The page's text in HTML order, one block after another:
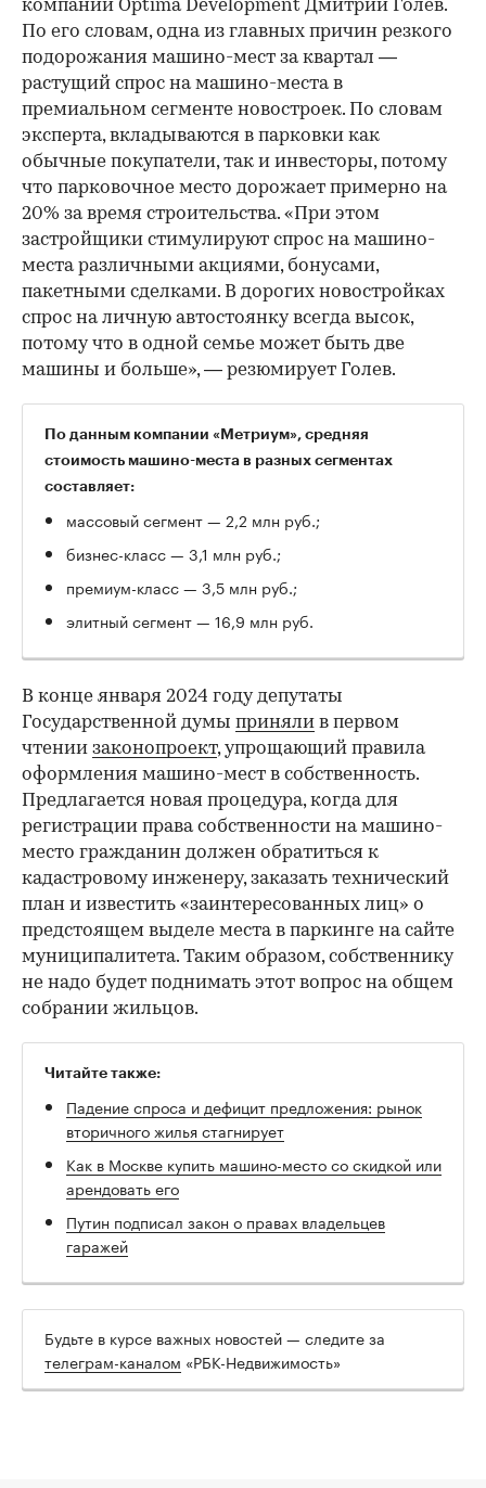
компании Optima Development Дмитрий Голев.
По его словам, одна из главных причин резкого
подорожания машино-мест за квартал —
растущий спрос на машино-места в
премиальном сегменте новостроек. По словам
эксперта, вкладываются в парковки как
обычные покупатели, так и инвесторы, потому
что парковочное место дорожает примерно на
20% за время строительства. «При этом
застройщики стимулируют спрос на машино-
места различными акциями, бонусами,
пакетными сделками. В дорогих новостройках
спрос на личную автостоянку всегда высок,
потому что в одной семье может быть две
машины и больше», — резюмирует Голев.
По данным компании «Метриум», средняя
стоимость машино-места в разных сегментах
составляет:
массовый сегмент — 2,2 млн руб.;
бизнес-класс — 3,1 млн руб.;
премиум-класс — 3,5 млн руб.;
элитный сегмент — 16,9 млн руб.
В конце января 2024 году депутаты
Государственной думы приняли в первом
чтении законопроект, упрощающий правила
оформления машино-мест в собственность.
Предлагается новая процедура, когда для
регистрации права собственности на машино-
место гражданин должен обратиться к
кадастровому инженеру, заказать технический
план и известить «заинтересованных лиц» о
предстоящем выделе места в паркинге на сайте
муниципалитета. Таким образом, собственнику
не надо будет поднимать этот вопрос на общем
собрании жильцов.
Читайте также:
Падение спроса и дефицит предложения: рынок
вторичного жилья стагнирует
Как в Москве купить машино-место со скидкой или
арендовать его
Путин подписал закон о правах владельцев
гаражей
Будьте в курсе важных новостей — следите за
телеграм-каналом «РБК-Недвижимость»